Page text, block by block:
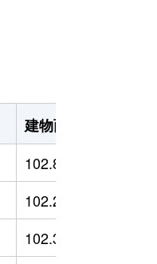
建物面積（m
102.89
102.29
102.33